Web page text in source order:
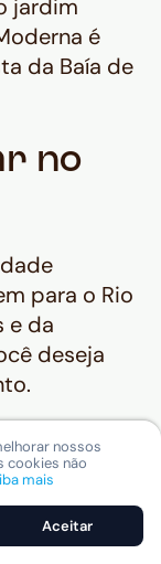
jardim
é
da Baía de
no
para o Rio
e da
deseja
período
um
definir as
nossos
cookies não
mais
Aceitar